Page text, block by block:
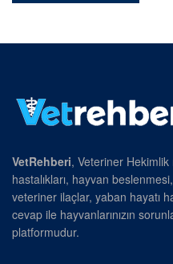
VetRehberi, Veteriner Hekimlik
hastalıkları, hayvan
veteriner ilaçlar, yaban hayatı
cevap ile hayvanlarınızın
platformudur.